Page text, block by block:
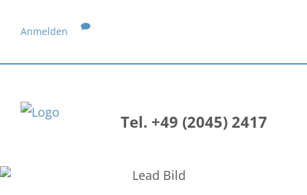
Anmelden
Tel. +49 (2045) 2417